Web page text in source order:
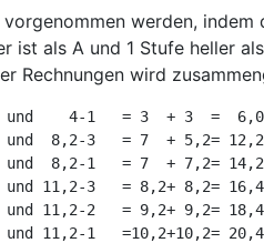
werden,
ist als A und 1 Stufe heller
Rechnungen wird
4-1   = 3  + 3  =
8,2-3   = 7  + 5,2=
8,2-1   = 7  + 7,2=
11,2-3   = 8,2+ 8,2=
11,2-2   = 9,2+ 9,2=
11,2-1   =10,2+10,2=